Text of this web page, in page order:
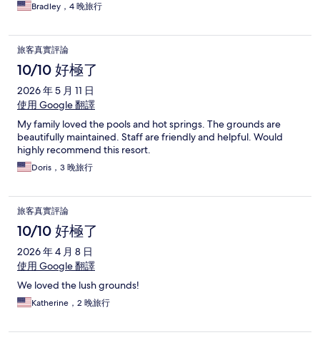
Bradley，4 晚旅行
旅客真實評論
10/10 好極了
2026 年 5 月 11 日
使用 Google 翻譯
My family loved the pools and hot springs. The grounds are
beautifully maintained. Staff are friendly and helpful. Would
highly recommend this resort.
Doris，3 晚旅行
旅客真實評論
10/10 好極了
2026 年 4 月 8 日
使用 Google 翻譯
We loved the lush grounds!
Katherine，2 晚旅行